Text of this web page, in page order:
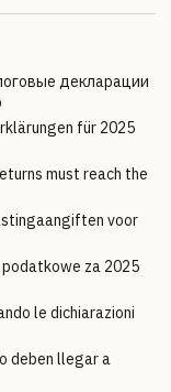
декларации
für 2025
must reach the
voor
podatkowe za 2025
le dichiarazioni
deben llegar a